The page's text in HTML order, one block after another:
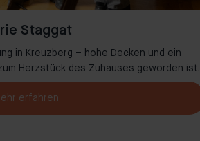
Staggat
in Kreuzberg – hohe Decken und ein
Herzstück des Zuhauses geworden ist.
erfahren